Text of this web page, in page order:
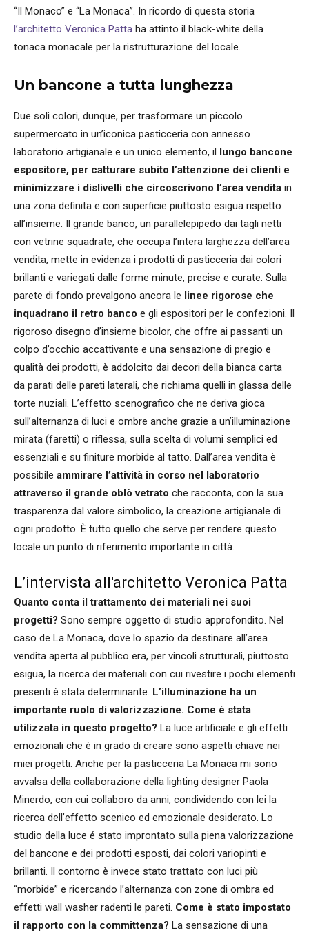
“Il Monaco” e “La Monaca”. In ricordo di questa storia
l’architetto Veronica Patta ha attinto il black-white della
tonaca monacale per la ristrutturazione del locale.
Un bancone a tutta lunghezza
Due soli colori, dunque, per trasformare un piccolo
supermercato in un’iconica pasticceria con annesso
laboratorio artigianale e un unico elemento, il lungo bancone
espositore, per catturare subito l’attenzione dei clienti e
minimizzare i dislivelli che circoscrivono l’area vendita in
una zona definita e con superficie piuttosto esigua rispetto
all’insieme. Il grande banco, un parallelepipedo dai tagli netti
con vetrine squadrate, che occupa l’intera larghezza dell’area
vendita, mette in evidenza i prodotti di pasticceria dai colori
brillanti e variegati dalle forme minute, precise e curate. Sulla
parete di fondo prevalgono ancora le linee rigorose che
inquadrano il retro banco e gli espositori per le confezioni. Il
rigoroso disegno d’insieme bicolor, che offre ai passanti un
colpo d’occhio accattivante e una sensazione di pregio e
qualità dei prodotti, è addolcito dai decori della bianca carta
da parati delle pareti laterali, che richiama quelli in glassa delle
torte nuziali. L’effetto scenografico che ne deriva gioca
sull’alternanza di luci e ombre anche grazie a un’illuminazione
mirata (faretti) o riflessa, sulla scelta di volumi semplici ed
essenziali e su finiture morbide al tatto. Dall’area vendita è
possibile ammirare l’attività in corso nel laboratorio
attraverso il grande oblò vetrato che racconta, con la sua
trasparenza dal valore simbolico, la creazione artigianale di
ogni prodotto. È tutto quello che serve per rendere questo
locale un punto di riferimento importante in città.
L’intervista all'architetto Veronica Patta
Quanto conta il trattamento dei materiali nei suoi
progetti? Sono sempre oggetto di studio approfondito. Nel
caso de La Monaca, dove lo spazio da destinare all’area
vendita aperta al pubblico era, per vincoli strutturali, piuttosto
esigua, la ricerca dei materiali con cui rivestire i pochi elementi
presenti è stata determinante. L’illuminazione ha un
importante ruolo di valorizzazione. Come è stata
utilizzata in questo progetto? La luce artificiale e gli effetti
emozionali che è in grado di creare sono aspetti chiave nei
miei progetti. Anche per la pasticceria La Monaca mi sono
avvalsa della collaborazione della lighting designer Paola
Minerdo, con cui collaboro da anni, condividendo con lei la
ricerca dell’effetto scenico ed emozionale desiderato. Lo
studio della luce é stato improntato sulla piena valorizzazione
del bancone e dei prodotti esposti, dai colori variopinti e
brillanti. Il contorno è invece stato trattato con luci più
“morbide” e ricercando l’alternanza con zone di ombra ed
effetti wall washer radenti le pareti. Come è stato impostato
il rapporto con la committenza? La sensazione di una